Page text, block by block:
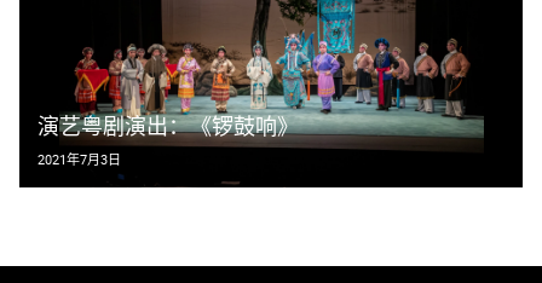
演艺粤剧演出：《锣鼓响》
2021年7月3日